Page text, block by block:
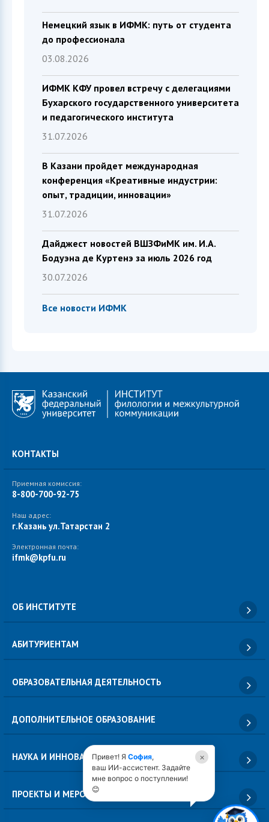
Немецкий язык в ИФМК: путь от студента
до профессионала
03.08.2026
ИФМК КФУ провел встречу с делегациями
Бухарского государственного университета
и педагогического института
31.07.2026
В Казани пройдет международная
конференция «Креативные индустрии:
опыт, традиции, инновации»
31.07.2026
Дайджест новостей ВШЗФиМК им. И.А.
Бодуэна де Куртенэ за июль 2026 год
30.07.2026
Все новости ИФМК
КОНТАКТЫ
Приемная комиссия:
8-800-700-92-75
Наш адрес:
г.Казань ул.Татарстан 2
Электронная почта:
ifmk@kpfu.ru
ОБ ИНСТИТУТЕ
АБИТУРИЕНТАМ
ОБРАЗОВАТЕЛЬНАЯ ДЕЯТЕЛЬНОСТЬ
ДОПОЛНИТЕЛЬНОЕ ОБРАЗОВАНИЕ
НАУКА И ИННОВАЦИИ
ПРОЕКТЫ И МЕРОПРИЯТИЯ
×
Привет! Я София,
ваш ИИ-ассистент. Задайте
мне вопрос о поступлении!
😊